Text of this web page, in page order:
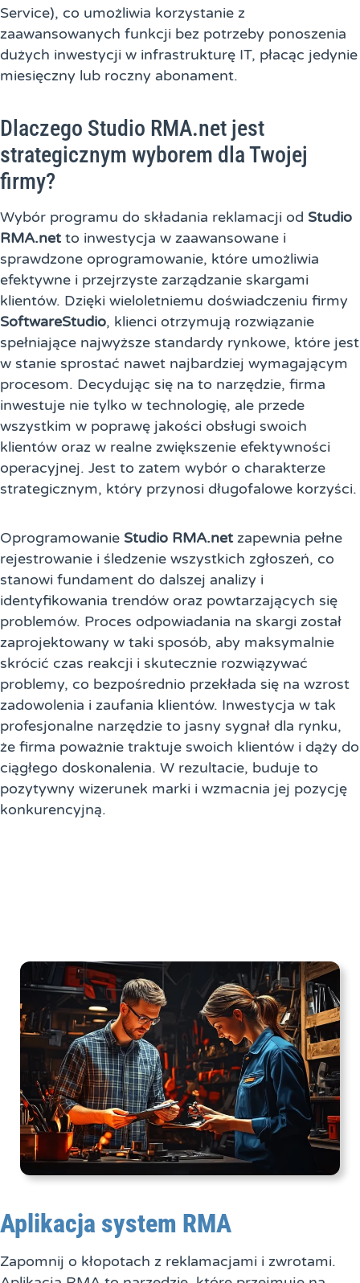
Service), co umożliwia korzystanie z
zaawansowanych funkcji bez potrzeby ponoszenia
dużych inwestycji w infrastrukturę IT, płacąc jedynie
miesięczny lub roczny abonament.
Dlaczego Studio RMA.net jest
strategicznym wyborem dla Twojej
firmy?
Wybór programu do składania reklamacji od Studio
RMA.netto inwestycja w zaawansowane i
sprawdzone oprogramowanie, które umożliwia
efektywne i przejrzyste zarządzanie skargami
klientów. Dzięki wieloletniemu doświadczeniu firmy
SoftwareStudio, klienci otrzymują rozwiązanie
spełniające najwyższe standardy rynkowe, które jest
w stanie sprostać nawet najbardziej wymagającym
procesom. Decydując się na to narzędzie, firma
inwestuje nie tylko w technologię, ale przede
wszystkim w poprawę jakości obsługi swoich
klientów oraz w realne zwiększenie efektywności
operacyjnej. Jest to zatem wybór o charakterze
strategicznym, który przynosi długofalowe korzyści.
Oprogramowanie Studio RMA.netzapewnia pełne
rejestrowanie i śledzenie wszystkich zgłoszeń, co
stanowi fundament do dalszej analizy i
identyfikowania trendów oraz powtarzających się
problemów. Proces odpowiadania na skargi został
zaprojektowany w taki sposób, aby maksymalnie
skrócić czas reakcji i skutecznie rozwiązywać
problemy, co bezpośrednio przekłada się na wzrost
zadowolenia i zaufania klientów. Inwestycja w tak
profesjonalne narzędzie to jasny sygnał dla rynku,
że firma poważnie traktuje swoich klientów i dąży do
ciągłego doskonalenia. W rezultacie, buduje to
pozytywny wizerunek marki i wzmacnia jej pozycję
konkurencyjną.
Aplikacja system RMA
Zapomnij o kłopotach z reklamacjami i zwrotami.